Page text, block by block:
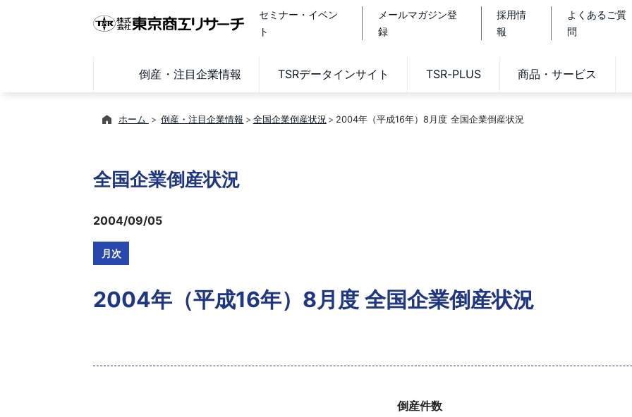
セミナー・イベン
ト
メールマガジン登
録
採用情
報
よくあるご質
問
倒産・注目企業情報 TSRデータインサイト TSR-PLUS 商品・サービス
ホーム 倒産・注目企業情報 全国企業倒産状況 2004年（平成16年）8月度 全国企業倒産状況
全国企業倒産状況
2004/09/05
月次
2004年（平成16年）8月度 全国企業倒産状況
倒産件数